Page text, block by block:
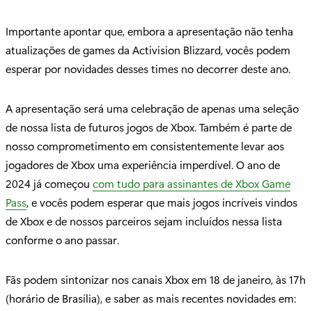
Importante apontar que, embora a apresentação não tenha
atualizações de games da Activision Blizzard, vocês podem
esperar por novidades desses times no decorrer deste ano.
A apresentação será uma celebração de apenas uma seleção
de nossa lista de futuros jogos de Xbox. Também é parte de
nosso comprometimento em consistentemente levar aos
jogadores de Xbox uma experiência imperdível. O ano de
2024 já começou com tudo para assinantes de Xbox Game
Pass, e vocês podem esperar que mais jogos incríveis vindos
de Xbox e de nossos parceiros sejam incluídos nessa lista
conforme o ano passar.
Fãs podem sintonizar nos canais Xbox em 18 de janeiro, às 17h
(horário de Brasília), e saber as mais recentes novidades em: